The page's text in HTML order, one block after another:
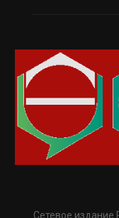
Сетевое издание